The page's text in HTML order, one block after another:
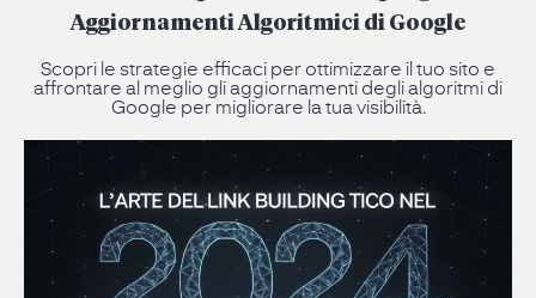
Aggiornamenti Algoritmici di Google
Scopri le strategie efficaci per ottimizzare il tuo sito e
affrontare al meglio gli aggiornamenti degli algoritmi di
Google per migliorare la tua visibilità.